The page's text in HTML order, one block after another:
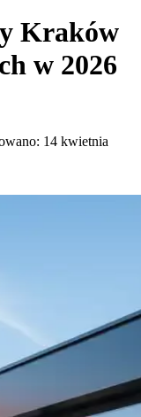
Kraków
w 2026
14 kwietnia